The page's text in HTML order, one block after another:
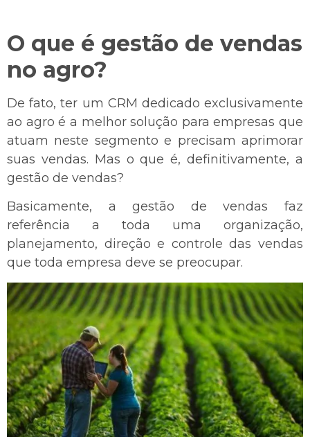
O que é gestão de vendas
no agro?
De fato, ter um CRM dedicado exclusivamente
ao agro é a melhor solução para empresas que
atuam neste segmento e precisam aprimorar
suas vendas. Mas o que é, definitivamente, a
gestão de vendas?
Basicamente, a gestão de vendas faz
referência a toda uma organização,
planejamento, direção e controle das vendas
que toda empresa deve se preocupar.